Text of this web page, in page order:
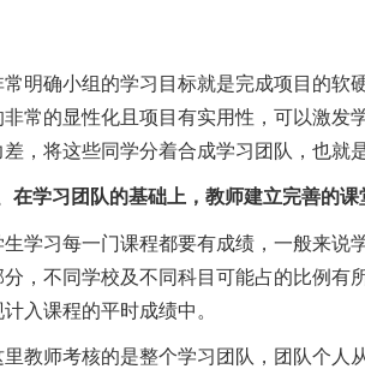
常明确小组的学习目标就是完成项目的
非常的显性化且项目有实用性，可以激发
差，将这些同学分着合成学习团队，也就
在学习团队的基础上，教师建立完善的
生学习每一门课程都要有成绩，一般来说
分，不同学校及不同科目可能占的比例有
入课程的平时成绩中。
里教师考核的是整个学习团队，团队个人